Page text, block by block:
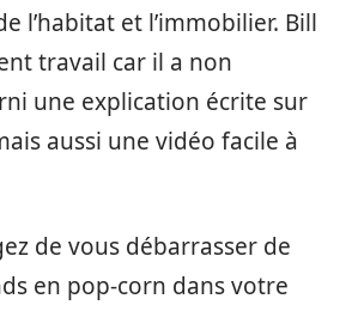
l’habitat et l’immobilier. Bill
travail car il a non
une explication écrite sur
aussi une vidéo facile à
de vous débarrasser de
en pop-corn dans votre